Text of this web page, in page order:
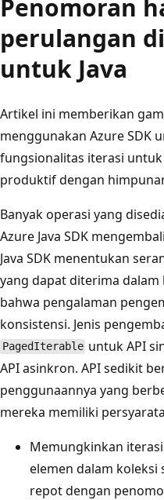
Penomoran
perulangan
untuk Java
Artikel ini memberikan
menggunakan Azure SDK
fungsionalitas iterasi
produktif dengan
Banyak operasi yang
Azure Java SDK
Java SDK menentukan
yang dapat diterima
bahwa pengalaman
konsistensi. Jenis
PagedIterable untuk API
API asinkron. API sedikit
penggunaannya yang
mereka memiliki
Memungkinkan
elemen dalam koleksi
repot dengan